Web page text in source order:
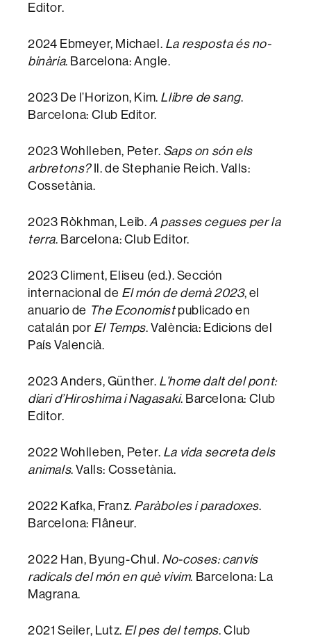
Editor.
2024 Ebmeyer, Michael. La resposta és no-
binària. Barcelona: Angle.
2023 De l’Horizon, Kim. Llibre de sang.
Barcelona: Club Editor.
2023 Wohlleben, Peter. Saps on són els
arbretons?Il. de Stephanie Reich. Valls:
Cossetània.
2023 Ròkhman, Leib. A passes cegues per la
terra. Barcelona: Club Editor.
2023 Climent, Eliseu (ed.). Sección
internacional de El món de demà 2023, el
anuario de The Economistpublicado en
catalán por El Temps. València: Edicions del
País Valencià.
2023 Anders, Günther. L’home dalt del pont:
diari d’Hiroshima i Nagasaki. Barcelona: Club
Editor.
2022 Wohlleben, Peter. La vida secreta dels
animals. Valls: Cossetània.
2022 Kafka, Franz. Paràboles i paradoxes.
Barcelona: Flâneur.
2022 Han, Byung-Chul. No-coses: canvis
radicals del món en què vivim. Barcelona: La
Magrana.
2021 Seiler, Lutz. El pes del temps. Club